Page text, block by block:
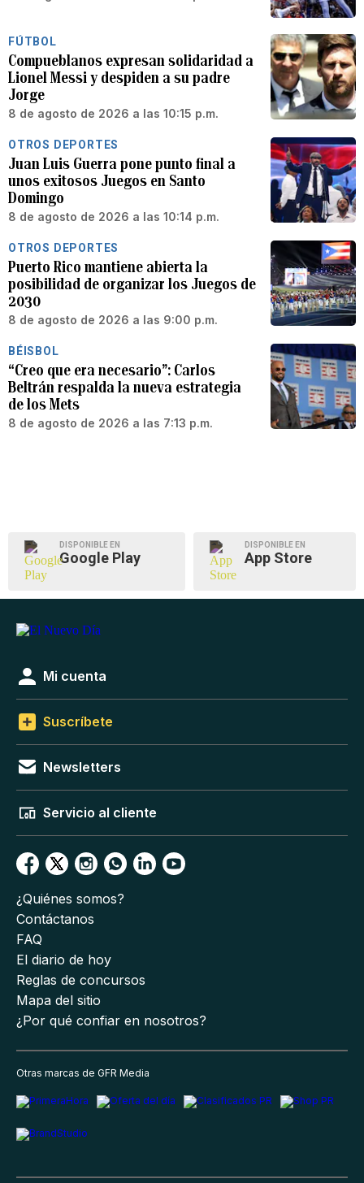
FÚTBOL
Compueblanos expresan solidaridad a
Lionel Messi y despiden a su padre
Jorge
8 de agosto de 2026 a las 10:15 p.m.
OTROS DEPORTES
Juan Luis Guerra pone punto final a
unos exitosos Juegos en Santo
Domingo
8 de agosto de 2026 a las 10:14 p.m.
OTROS DEPORTES
Puerto Rico mantiene abierta la
posibilidad de organizar los Juegos de
2030
8 de agosto de 2026 a las 9:00 p.m.
BÉISBOL
“Creo que era necesario”: Carlos
Beltrán respalda la nueva estrategia
de los Mets
8 de agosto de 2026 a las 7:13 p.m.
DISPONIBLE EN
Google Play
DISPONIBLE EN
App Store
Mi cuenta
Suscríbete
Newsletters
Servicio al cliente
¿Quiénes somos?
Contáctanos
FAQ
El diario de hoy
Reglas de concursos
Mapa del sitio
¿Por qué confiar en nosotros?
Otras marcas de GFR Media